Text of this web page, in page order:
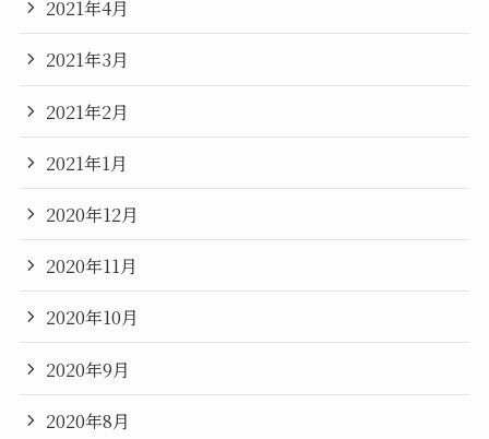
2021年4月
2021年3月
2021年2月
2021年1月
2020年12月
2020年11月
2020年10月
2020年9月
2020年8月